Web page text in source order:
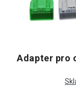
Adapter pro